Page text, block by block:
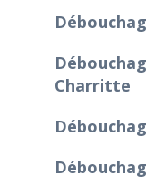
Charritte